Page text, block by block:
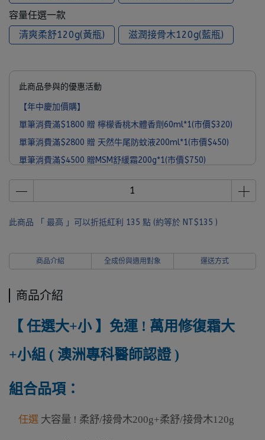
容量任選一款
清爽柔舒120g(黃瓶)
滋潤接骨木120g(藍瓶)
此商品參與的優惠活動
【年中慶加價購】
單筆消費滿$1800 贈 檸檬香桃木體香劑60ml*1(市價$320)
單筆消費滿$2800 贈 天然牛尾防蚊液200ml*1(市價$450)
單筆消費滿$4500 贈MSM舒緩霜200g*1(市價$750)
單筆消費滿$6000 贈 MooGoo經典旅行組*1(市價$1090)
此商品 「 最高 」可以折抵紅利 135 點 (約等於 NT$135 )
商品介紹 全成份與適用對象 運送方式
商品介紹
【 任選大+小 】免運 ! 萬用修復霜大
+小組 ( 澳洲專科醫師認證 )
組合品項 ：
任選 大容量 ! 柔舒/接骨木200g+柔舒/接骨木120g